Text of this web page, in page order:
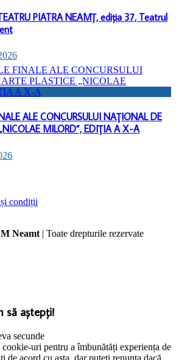
PIATRA NEAMȚ, ediția 37, Teatrul
ALE CONCURSULUI NAŢIONAL DE
MILORD”, EDIŢIA A X-A
condiții
Neamt | Toate drepturile rezervate
să aștepți!
secunde
uri pentru a îmbunătăți experiența de
de acord cu asta, dar puteți renunța dacă